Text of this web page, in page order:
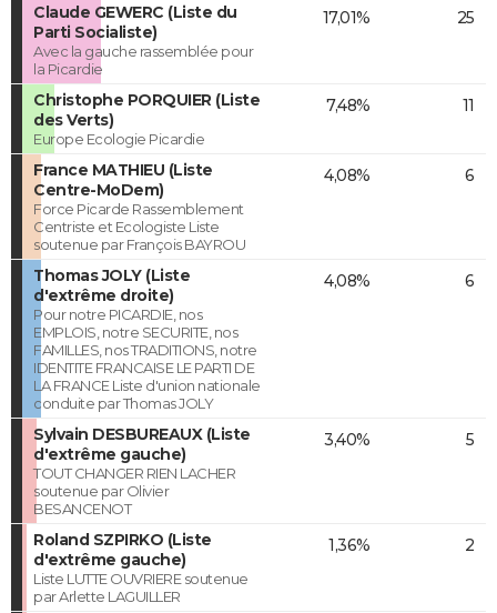
Claude GEWERC (Liste du
Parti Socialiste)
Avec la gauche rassemblée pour
la Picardie
17,01% 25
Christophe PORQUIER (Liste
des Verts)
Europe Ecologie Picardie
7,48% 11
France MATHIEU (Liste
Centre-MoDem)
Force Picarde Rassemblement
Centriste et Ecologiste Liste
soutenue par François BAYROU
4,08% 6
Thomas JOLY (Liste
d'extrême droite)
Pour notre PICARDIE, nos
EMPLOIS, notre SECURITE, nos
FAMILLES, nos TRADITIONS, notre
IDENTITE FRANCAISE LE PARTI DE
LA FRANCE Liste d'union nationale
conduite par Thomas JOLY
4,08% 6
Sylvain DESBUREAUX (Liste
d'extrême gauche)
TOUT CHANGER RIEN LACHER
soutenue par Olivier
BESANCENOT
3,40% 5
Roland SZPIRKO (Liste
d'extrême gauche)
Liste LUTTE OUVRIERE soutenue
par Arlette LAGUILLER
1,36% 2